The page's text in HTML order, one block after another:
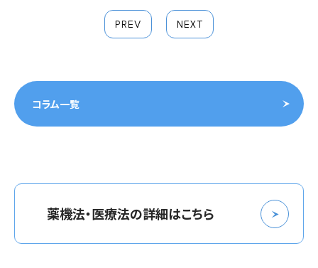
PREV NEXT
コラム一覧
薬機法・医療法の詳細はこちら